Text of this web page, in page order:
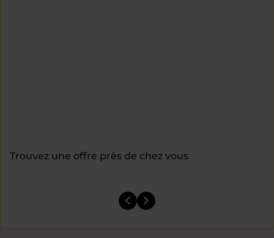
Trouvez une offre près de chez vous